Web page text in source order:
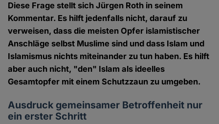
Diese Frage stellt sich Jürgen Roth in seinem
Kommentar. Es hilft jedenfalls nicht, darauf zu
verweisen, dass die meisten Opfer islamistischer
Anschläge selbst Muslime sind und dass Islam und
Islamismus nichts miteinander zu tun haben. Es hilft
aber auch nicht, "den" Islam als ideelles
Gesamtopfer mit einem Schutzzaun zu umgeben.
Ausdruck gemeinsamer Betroffenheit nur
ein erster Schritt